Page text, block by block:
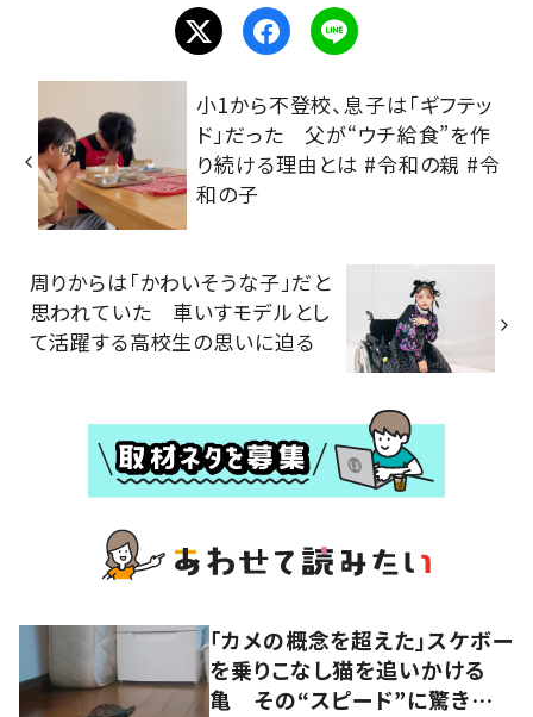
小1から不登校、息子は「ギフテッ
ド」だった 父が“ウチ給食”を作
り続ける理由とは #令和の親 #令
和の子
周りからは「かわいそうな子」だと
思われていた 車いすモデルとし
て活躍する高校生の思いに迫る
「カメの概念を超えた」スケボー
を乗りこなし猫を追いかける
亀 その“スピード”に驚きの